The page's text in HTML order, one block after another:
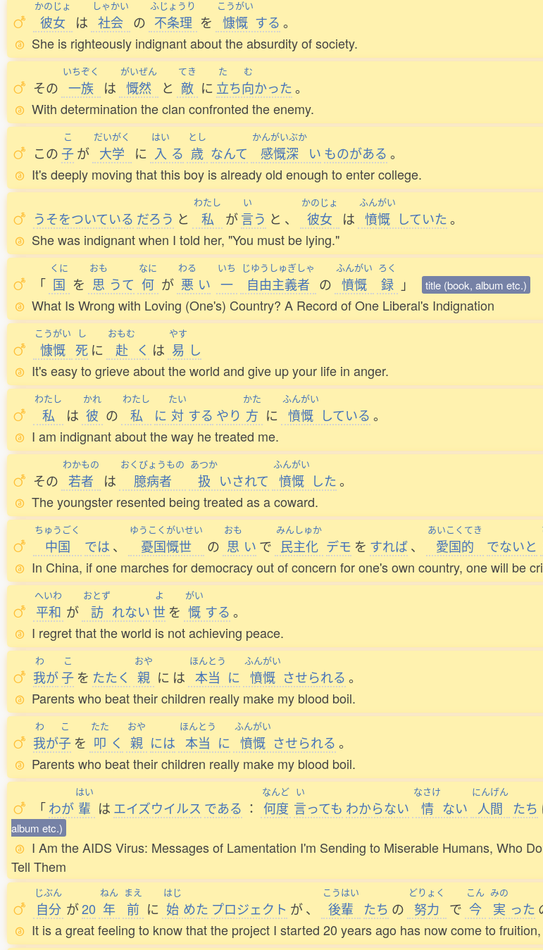
かのじょ
彼女 は
しゃかい
社会 の
ふじょうり
不条理 を
こうがい
慷慨 する 。
She is righteously indignant about the absurdity of society.
その
いちぞく
一族 は
がいぜん
慨然 と
てき
敵 に
た
立ち
む
向かった 。
With determination the clan confronted the enemy.
この
こ
子が
だいがく
大学 に
はい
入 る
とし
歳 なんて
かんがいぶか
感慨深 い ものがある 。
It's deeply moving that this boy is already old enough to enter college.
うそをついている だろう と
わたし
私 が
い
言う と 、
かのじょ
彼女 は
ふんがい
憤慨 していた 。
She was indignant when I told her, "You must be lying."
「
くに
国 を
おも
思 うて
なに
何 が
わる
悪 い
いち
一
じゆうしゅぎしゃ
自由主義者 の
ふんがい
憤慨
ろく
録 」 title (book, album etc.)
What Is Wrong with Loving (One's) Country? A Record of One Liberal's Indignation
こうがい
慷慨
し
死 に
おもむ
赴 く は
やす
易 し
It's easy to grieve about the world and give up your life in anger.
わたし
私 は
かれ
彼 の
わたし
私 に
たい
対 する やり
かた
方 に
ふんがい
憤慨 している 。
I am indignant about the way he treated me.
その
わかもの
若者 は
おくびょうもの
臆病者
あつか
扱 いされて
ふんがい
憤慨 した 。
The youngster resented being treated as a coward.
ちゅうごく
中国 では 、
ゆうこくがいせい
憂国慨世 の
おも
思 い で
みんしゅか
民主化 デモ を すれば、
あいこくてき
愛国的 でないと
In China, if one marches for democracy out of concern for one's own country, one will be
へいわ
平和 が
おとず
訪 れない
よ
世 を
がい
慨 する 。
I regret that the world is not achieving peace.
わ
我が
こ
子 を たたく
おや
親 に は
ほんとう
本当 に
ふんがい
憤慨 させられる 。
Parents who beat their children really make my blood boil.
わ
我が
こ
子 を
たた
叩 く
おや
親 には
ほんとう
本当 に
ふんがい
憤慨 させられる 。
Parents who beat their children really make my blood boil.
「わが
はい
輩 は エイズウイルス である ：
なんど
何度
い
言っても わからない
なさけ
情 ない
にんげん
人間 たち
album etc.)
I Am the AIDS Virus: Messages of Lamentation I'm Sending to Miserable Humans, Who
Tell Them
じぶん
自分 が20
ねん
年
まえ
前 に
はじ
始 めた プロジェクト が、
こうはい
後輩 たち の
どりょく
努力 で
こん
今
みの
実 った
It is a great feeling to know that the project I started 20 years ago has now come to